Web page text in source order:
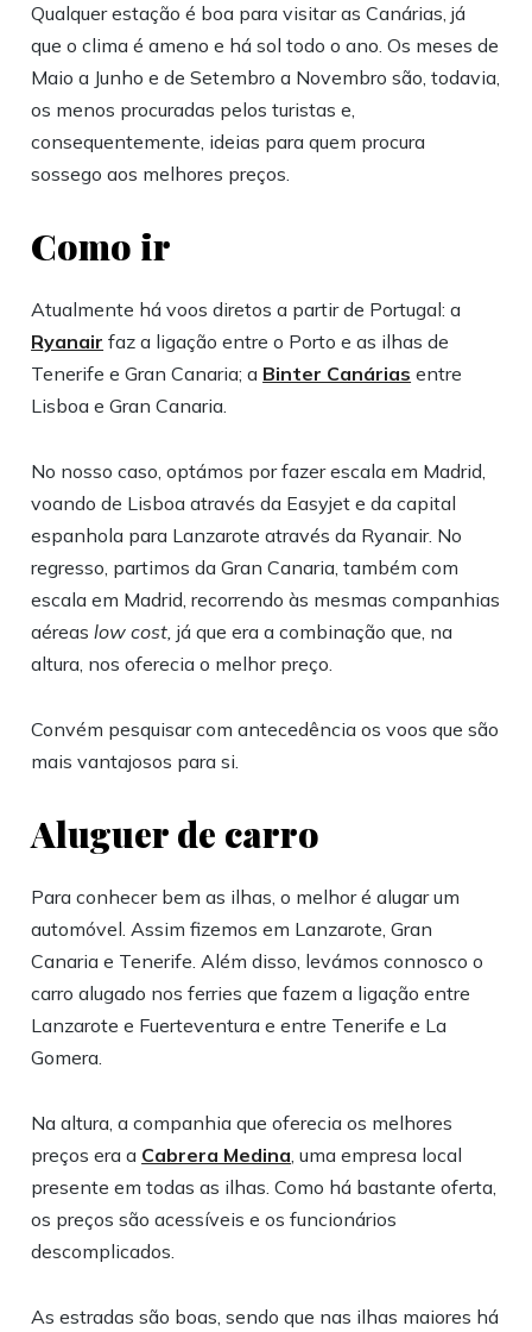
Qualquer estação é boa para visitar as Canárias, já
que o clima é ameno e há sol todo o ano. Os meses de
Maio a Junho e de Setembro a Novembro são, todavia,
os menos procuradas pelos turistas e,
consequentemente, ideias para quem procura
sossego aos melhores preços.
Como ir
Atualmente há voos diretos a partir de Portugal: a
Ryanair faz a ligação entre o Porto e as ilhas de
Tenerife e Gran Canaria; a Binter Canárias entre
Lisboa e Gran Canaria.
No nosso caso, optámos por fazer escala em Madrid,
voando de Lisboa através da Easyjet e da capital
espanhola para Lanzarote através da Ryanair. No
regresso, partimos da Gran Canaria, também com
escala em Madrid, recorrendo às mesmas companhias
aéreaslow cost, já que era a combinação que, na
altura, nos oferecia o melhor preço.
Convém pesquisar com antecedência os voos que são
mais vantajosos para si.
Aluguer de carro
Para conhecer bem as ilhas, o melhor é alugar um
automóvel. Assim fizemos em Lanzarote, Gran
Canaria e Tenerife. Além disso, levámos connosco o
carro alugado nos ferries que fazem a ligação entre
Lanzarote e Fuerteventura e entre Tenerife e La
Gomera.
Na altura, a companhia que oferecia os melhores
preços era a Cabrera Medina, uma empresa local
presente em todas as ilhas. Como há bastante oferta,
os preços são acessíveis e os funcionários
descomplicados.
As estradas são boas, sendo que nas ilhas maiores há